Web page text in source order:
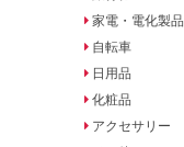
家電・電化製品
自転車
日用品
化粧品
アクセサリー